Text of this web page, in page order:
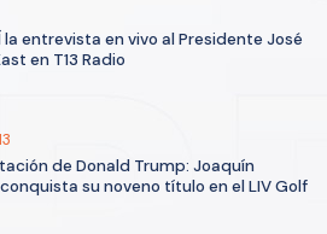
la entrevista en vivo al Presidente José
en T13 Radio
de Donald Trump: Joaquín
su noveno título en el LIV Golf